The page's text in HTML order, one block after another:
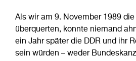
Als wir am 9. November 1989
überquerten, konnte niemand
ein Jahr später die DDR und ihr
sein würden – weder